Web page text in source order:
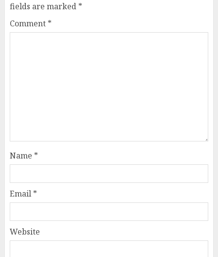
fields are marked *
Comment *
Name *
Email *
Website